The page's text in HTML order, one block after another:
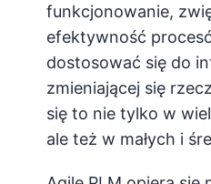
funkcjonowanie,
efektywność
dostosować się do
zmieniającej się
się to nie tylko w
ale też w małych i